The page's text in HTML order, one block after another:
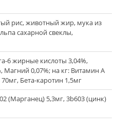
рис, животный жир, мука из
сахарной свеклы,
6 жирные кислоты 3,04%,
Магний 0,07%; на кг: Витамин А
Бета-каротин 1,5мг
(Марганец) 5,3мг, 3b603 (цинк)